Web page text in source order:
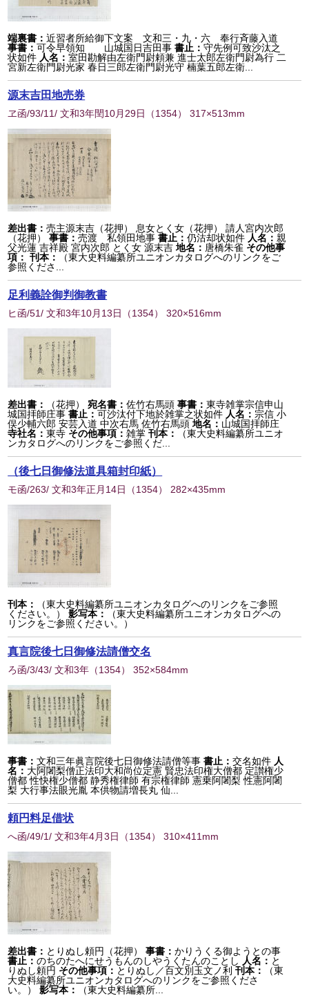
端裏書：近習者所給御下文案 文和三・九・六 奉行斉藤入道
事書：可令早領知 山城国日吉田事書止：守先例可致沙汰之
状如件 人名：室田勘解由左衛門尉頼兼 進士太郎左衛門尉為行 二
宮新左衛門尉光家 春日三郎左衛門尉光守 楠葉五郎左衛...
源末吉田地売券
ヱ函/93/11/ 文和3年閏10月29日 （1354） 317×513mm
差出書：売主源末吉（花押） 息女とく女（花押） 請人宮内次郎
（花押）
事書：売渡 私領田地事書止：仍沽却状如件 人名：親
父光蓮 吉祥殿 宮内次郎 とく女 源末吉 地名： 唐橋朱雀 その他事
項： 刊本：
（東大史料編纂所ユニオンカタログへのリンクをご
参照くださ...
足利義詮御判御教書
ヒ函/51/ 文和3年10月13日 （1354） 320×516mm
差出書： （花押） 宛名書：佐竹右馬頭 事書：東寺雑掌宗信申山
城国拝師庄事書止：可沙汰付下地於雑掌之状如件 人名： 宗信 小
俣少輔六郎 安芸入道 中次右馬 佐竹右馬頭 地名： 山城国拝師庄
寺社名：東寺 その他事項：雑掌刊本：
（東大史料編纂所ユニオ
ンカタログへのリンクをご参照くだ...
（後七日御修法道具箱封印紙）
モ函/263/ 文和3年正月14日 （1354） 282×435mm
刊本：
（東大史料編纂所ユニオンカタログへのリンクをご参照
ください。）
影写本：
（東大史料編纂所ユニオンカタログへの
リンクをご参照ください。）
真言院後七日御修法請僧交名
ろ函/3/43/ 文和3年 （1354） 352×584mm
事書：文和三年眞言院後七日御修法請僧等事 書止：交名如件 人
名： 大阿闍梨僧正法印大和尚位定憲 賢忠法印権大僧都 定讃権少
僧都 性快権少僧都 静秀権律師 有宗権律師 憲乗阿闍梨 性憲阿闍
梨 大行事法眼光胤 本供物請増長丸 仙...
頼円料足借状
へ函/49/1/ 文和3年4月3日 （1354） 310×411mm
差出書： とりぬし頼円（花押） 事書：かりうくる御ようとの事
書止：のちのたへにせうもんのしやうくたんのことし 人名： と
りぬし頼円 その他事項： とりぬし／百文別玉文ノ利 刊本：
（東
大史料編纂所ユニオンカタログへのリンクをご参照くださ
い。）
影写本： （東大史料編纂所...